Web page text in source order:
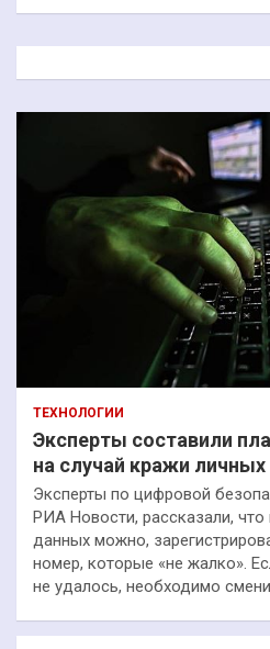
к
ТЕХНОЛОГИИ
Эксперты составили
на случай кражи
Эксперты по цифровой
РИА Новости, рассказали, что
данных можно,
номер, которые «не жалко».
не удалось, необходимо